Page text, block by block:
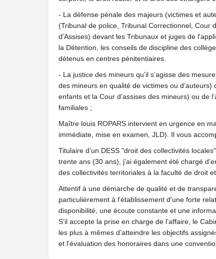
- La défense pénale des majeurs (victimes et
(Tribunal de police, Tribunal Correctionnel, Cour
d'Assises) devant les Tribunaux et juges de
la Détention, les conseils de discipline des
détenus en centres pénitentiaires.
- La justice des mineurs qu’il s’agisse des
des mineurs en qualité de victimes ou
enfants et la Cour d’assises des mineurs) ou de
familiales ;
Maître louis ROPARS intervient en urgence en
immédiate, mise en examen, JLD). Il vous
Titulaire d’un DESS "droit des collectivités
trente ans (30 ans), j'ai également été chargé
des collectivités territoriales à la faculté de droit
Attentif à une démarche de qualité et de
particulièrement à l'établissement d'une forte
disponibilité, une écoute constante et une
S’il accepte la prise en charge de l’affaire, le
les plus à mêmes d’atteindre les objectifs
et l'évaluation des honoraires dans une